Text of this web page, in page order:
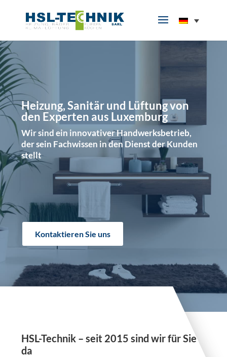
Heizung, Sanitär und Lüftung von
den Experten aus Luxemburg
Wir sind ein innovativer Handwerksbetrieb,
der sein Fachwissen in den Dienst der Kunden
stellt
Kontaktieren Sie uns
HSL-Technik – seit 2015 sind wir für Sie
da